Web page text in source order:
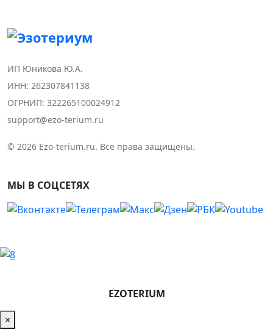
ИП Юникова Ю.А.
ИНН: 262307841138
ОГРНИП: 322265100024912
support@ezo-terium.ru
© 2026 Ezo-terium.ru. Все права защищены.
МЫ В СОЦСЕТЯХ
EZOTERIUM
×